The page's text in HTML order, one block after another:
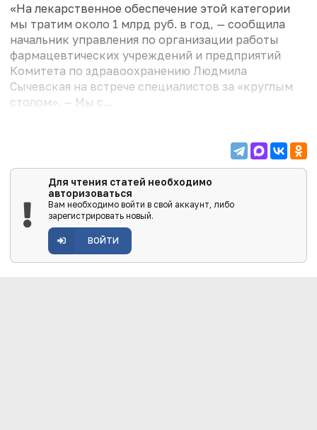
«На лекарственное обеспечение этой категории
мы тратим около 1 млрд руб. в год, — сообщила
начальник управления по организации работы
фармацевтических учреждений и предприятий
Комитета по здравоохранению Людмила
Сычевская на встрече специалистов за «круглым
столом». — Мы с...
Для чтения статей необходимо
авторизоваться
Вам необходимо войти в свой аккаунт, либо
зарегистрировать новый.
ВОЙТИ